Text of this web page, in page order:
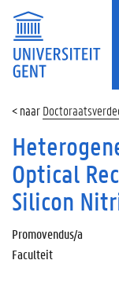
Optical
Silicon
Promovendus/a
Faculteit